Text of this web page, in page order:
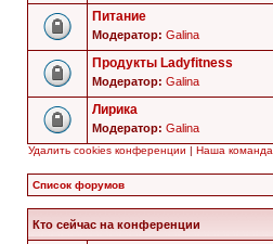
Питание
Модератор: Galina
Продукты Ladyfitness
Модератор: Galina
Лирика
Модератор: Galina
Удалить cookies конференции | Наша команда
Список форумов
Кто сейчас на конференции